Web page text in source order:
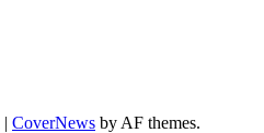
| CoverNews by AF themes.